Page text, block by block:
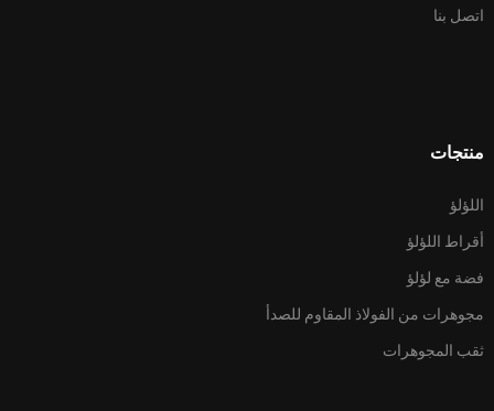
اتصل بنا
منتجات
اللؤلؤ
أقراط اللؤلؤ
فضة مع لؤلؤ
مجوهرات من الفولاذ المقاوم للصدأ
ثقب المجوهرات